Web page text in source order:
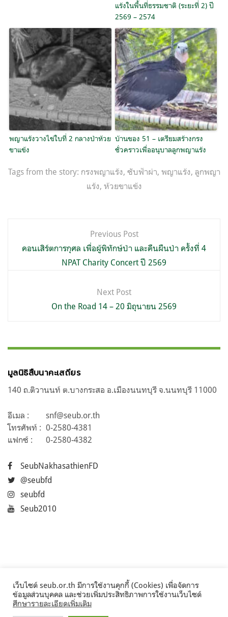
แร้งในพื้นที่ธรรมชาติ (ระยะที่ 2) ปี
2569 – 2574
พญาแร้งวางไข่ใบที่ 2 กลางป่าห้วย
ขาแข้ง
บ้านของ 51 – เตรียมสร้างกรง
ชั่วคราวเพื่ออนุบาลลูกพญาแร้ง
Tags from the story: กรงพญาแร้ง, ซับฟ้าผ่า, พญาแร้ง, ลูกพญา
แร้ง, ห้วยขาแข้ง
เรื่อง
Previous Post
คอนเสิร์ตการกุศล เพื่อผู้พิทักษ์ป่า และคืนผืนป่า ครั้งที่ 4
NPAT Charity Concert ปี 2569
Next Post
On the Road 14 – 20 มิถุนายน 2569
มูลนิธิสืบนาคะเสถียร
140 ถ.ติวานนท์ ต.บางกระสอ อ.เมืองนนทบุรี จ.นนทบุรี 11000
อีเมล :
snf@seub.or.th
โทรศัพท์ : 0-2580-4381
แฟกซ์ :
0-2580-4382
SeubNakhasathienFD
@seubfd
seubfd
Seub2010
เว็บไซต์ seub.or.th มีการใช้งานคุกกี้ (Cookies) เพื่อจัดการ
ข้อมูลส่วนบุคคล และช่วยเพิ่มประสิทธิภาพการใช้งานเว็บไซต์
ศึกษารายละเอียดเพิ่มเติม